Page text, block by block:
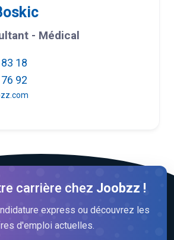
- Médical
18
92
carrière chez Joobzz !
express ou découvrez les
d'emploi actuelles.